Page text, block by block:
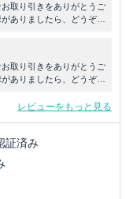
取り引きをありがとうご
ありましたら、どうぞよ
取り引きをありがとうご
ありましたら、どうぞよ
レビューをもっと見る
証済み